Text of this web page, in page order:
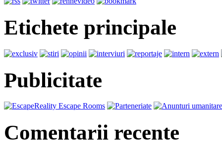
Etichete principale
Publicitate
Comentarii recente